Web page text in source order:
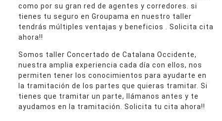
como por su gran red de agentes y corredores. si
tienes tu seguro en Groupama en nuestro taller
tendrás múltiples ventajas y beneficios . Solicita cita
ahora!!
Somos taller Concertado de Catalana Occidente,
nuestra amplia experiencia cada día con ellos, nos
permiten tener los conocimientos para ayudarte en
la tramitación de los partes que quieras tramitar. Si
tienes que tramitar un parte, llámanos antes y te
ayudamos en la tramitación. Solicita tu cita ahora!!